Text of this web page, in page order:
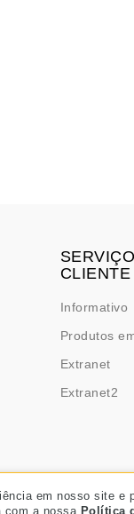
em nosso site e
com a nossa Política
CLIENTE
Informativo
Produtos
Extranet
Extranet2